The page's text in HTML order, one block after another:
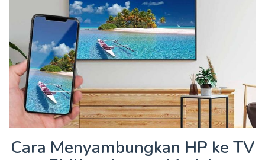
Cara Menyambungkan HP ke TV